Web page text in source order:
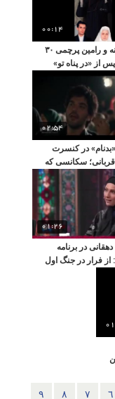
00:14
لعیا زنگنه و رامین پرچمی ۳۰
از «در پناه تو»
دوربین‌ها
02:54
«بدنام» در کنسرت
سکانسی که
وایرال شد
01:26
در برنامه
از فرار در جنگ اول
٦ ٧ ٨ ٩